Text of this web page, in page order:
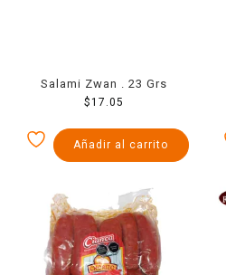
Salami Zwan . 23 Grs
$17.05
Añadir al carrito